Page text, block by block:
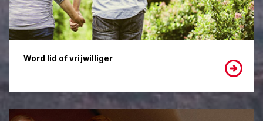
Word lid of vrijwilliger